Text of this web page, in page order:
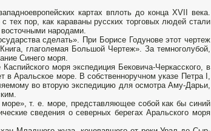
картах вплоть до конца XVII века.
тех пор, как караваны русских торговых людей стали
восточными народами.
сделать». При Борисе Годунове этот чертеж
глаголемая Большой Чертеж». За темноголубой,
Синего моря.
моря экспедиция Бековича-Черкасского, в
в Аральское море. В собственноручном указе Петра I,
во вторую экспедицию для осмотра Аму-Дарьи,
т. е. море, представляющее собой как бы синий
сведения о северных берегах Аральского моря